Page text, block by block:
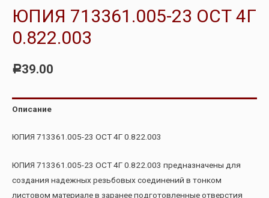
ЮПИЯ 713361.005-23 ОСТ 4Г
0.822.003
Р39.00
Описание
ЮПИЯ 713361.005-23 ОСТ 4Г 0.822.003
ЮПИЯ 713361.005-23 ОСТ 4Г 0.822.003 предназначены для
создания надежных резьбовых соединений в тонком
листовом материале в заранее подготовленные отверстия